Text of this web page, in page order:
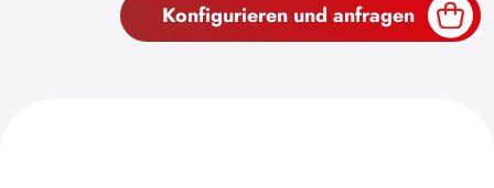
Konfigurieren und anfragen